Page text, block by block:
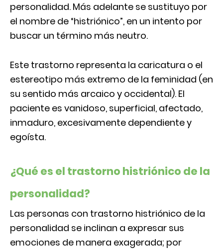
personalidad. Más adelante se sustituyo por
el nombre de “histriónico”, en un intento por
buscar un término más neutro.
Este trastorno representa la caricatura o el
estereotipo más extremo de la feminidad (en
su sentido más arcaico y occidental). El
paciente es vanidoso, superficial, afectado,
inmaduro, excesivamente dependiente y
egoísta.
¿Qué es el trastorno histriónico de la
personalidad?
Las personas con trastorno histriónico de la
personalidad se inclinan a expresar sus
emociones de manera exagerada; por